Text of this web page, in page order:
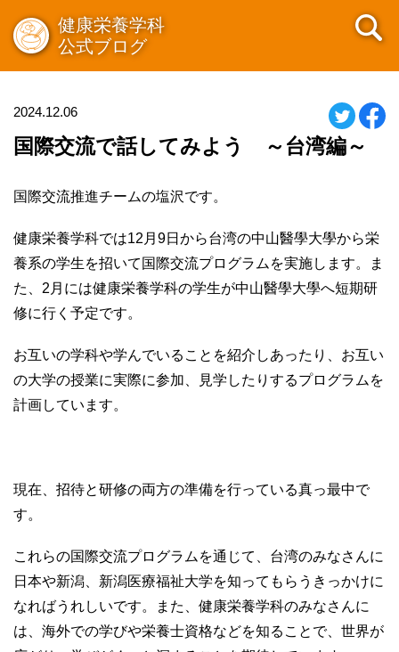
健康栄養学科
公式ブログ
2024.12.06
国際交流で話してみよう ～台湾編～
国際交流推進チームの塩沢です。
健康栄養学科では12 月 9日から台湾の中山醫學大學から栄
養系の学生を招いて国際交流プログラムを実施します。ま
た、 2 月には健康栄養学科の学生が中山醫學大學へ短期研
修に行く予定です。
お互いの学科や学んでいることを紹介しあったり、お互い
の大学の授業に実際に参加、見学したりするプログラムを
計画しています。
現在、招待と研修の両方の準備を行っている真っ最中で
す。
これらの国際交流プログラムを通じて、台湾のみなさんに
日本や新潟、新潟医療福祉大学を知ってもらうきっかけに
なればうれしいです。また、健康栄養学科のみなさんに
は、海外での学びや栄養士資格などを知ることで、世界が